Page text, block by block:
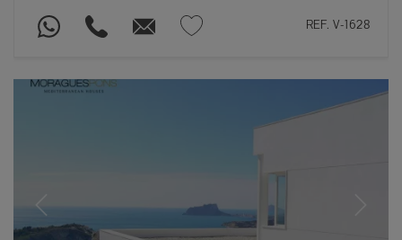
REF. V-1628
Previous